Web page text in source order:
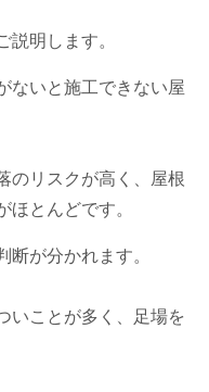
説明します。
ないと施工できない屋
のリスクが高く、屋根
とんどです。
が分かれます。
いことが多く、足場を